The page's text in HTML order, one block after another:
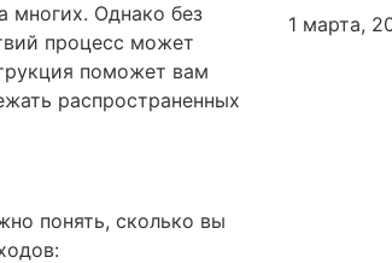
многих. Однако без
процесс может
поможет вам
распространенных
понять, сколько вы
1 марта,